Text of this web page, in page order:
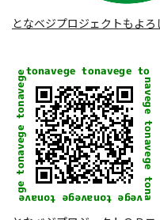
となベジプロジェクトもよろ